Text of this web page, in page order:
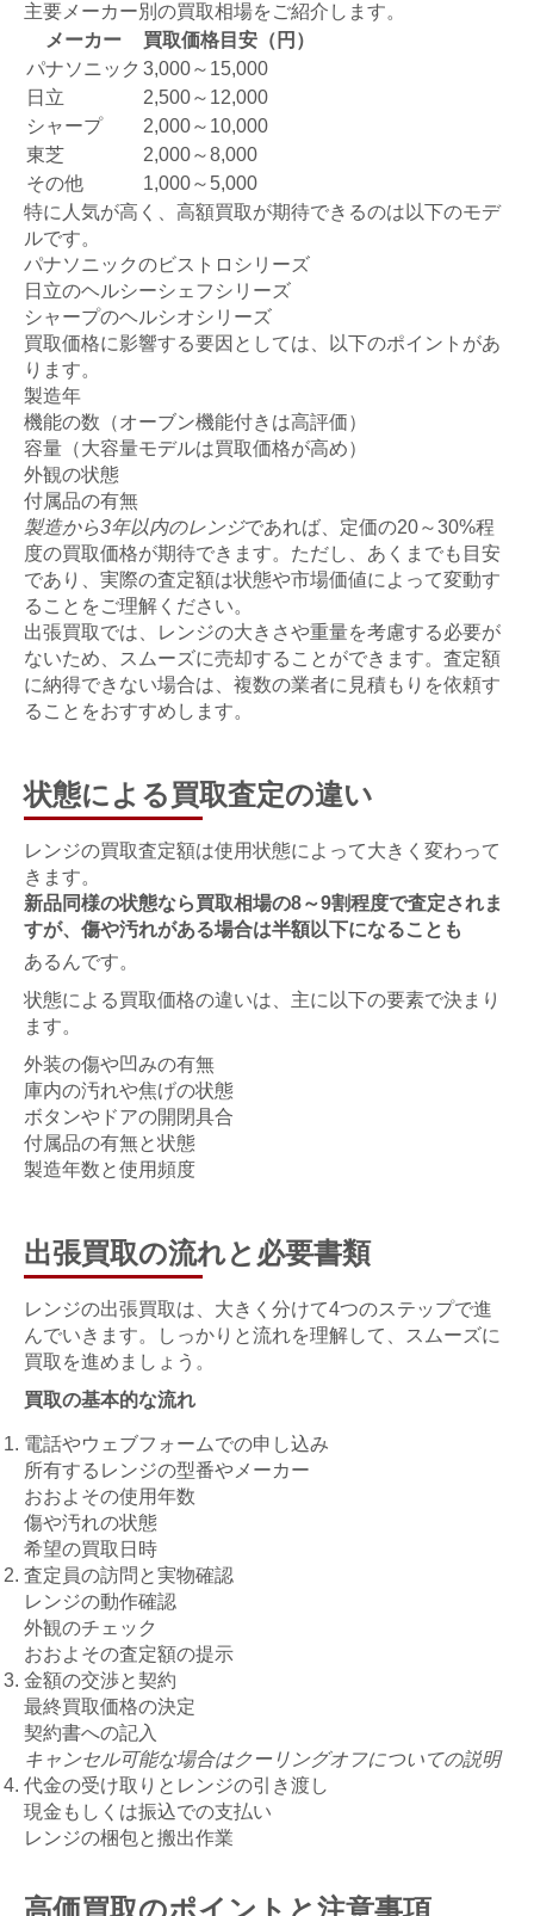
主要メーカー別の買取相場をご紹介します。
メーカー
買取価格目安（円）
パナソニック 3,000～15,000
日立
2,500～12,000
シャープ
2,000～10,000
東芝
2,000～8,000
その他
1,000～5,000
特に人気が高く、高額買取が期待できるのは以下のモデ
ルです。
パナソニックのビストロシリーズ
日立のヘルシーシェフシリーズ
シャープのヘルシオシリーズ
買取価格に影響する要因としては、以下のポイントがあ
ります。
製造年
機能の数（オーブン機能付きは高評価）
容量（大容量モデルは買取価格が高め）
外観の状態
付属品の有無
製造から3年以内のレンジであれば、定価の20～30%程
度の買取価格が期待できます。ただし、あくまでも目安
であり、実際の査定額は状態や市場価値によって変動す
ることをご理解ください。
出張買取では、レンジの大きさや重量を考慮する必要が
ないため、スムーズに売却することができます。査定額
に納得できない場合は、複数の業者に見積もりを依頼す
ることをおすすめします。
状態による買取査定の違い
レンジの買取査定額は使用状態によって大きく変わって
きます。
新品同様の状態なら買取相場の8～9割程度で査定されま
すが、傷や汚れがある場合は半額以下になることも
あるんです。
状態による買取価格の違いは、主に以下の要素で決まり
ます。
外装の傷や凹みの有無
庫内の汚れや焦げの状態
ボタンやドアの開閉具合
付属品の有無と状態
製造年数と使用頻度
出張買取の流れと必要書類
レンジの出張買取は、大きく分けて4つのステップで進
んでいきます。しっかりと流れを理解して、スムーズに
買取を進めましょう。
買取の基本的な流れ
電話やウェブフォームでの申し込み
所有するレンジの型番やメーカー
おおよその使用年数
傷や汚れの状態
希望の買取日時
査定員の訪問と実物確認
レンジの動作確認
外観のチェック
おおよその査定額の提示
金額の交渉と契約
最終買取価格の決定
契約書への記入
キャンセル可能な場合はクーリングオフについての説明
代金の受け取りとレンジの引き渡し
現金もしくは振込での支払い
レンジの梱包と搬出作業